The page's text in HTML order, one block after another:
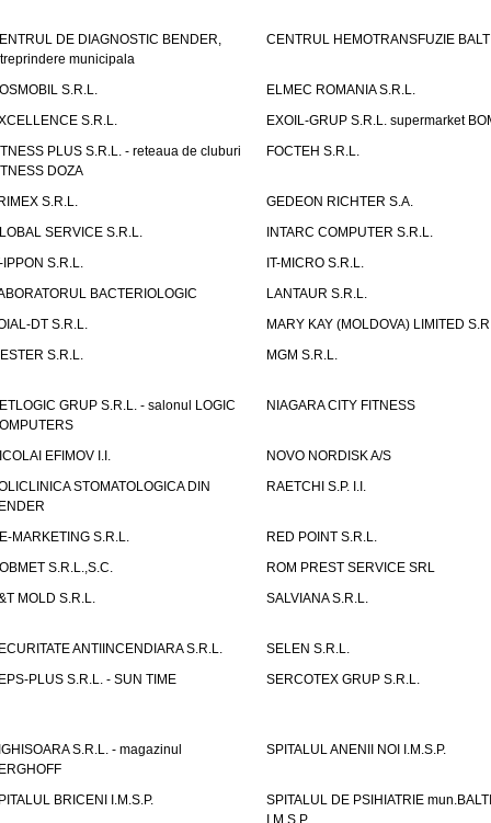
DE DIAGNOSTIC BENDER,
municipala
CENTRUL HEMOTRANSFUZIE
S.R.L.
ELMEC ROMANIA S.R.L.
S.R.L.
EXOIL-GRUP S.R.L. supermarket
PLUS S.R.L. - reteaua de cluburi
DOZA
FOCTEH S.R.L.
S.R.L.
GEDEON RICHTER S.A.
SERVICE S.R.L.
INTARC COMPUTER S.R.L.
IPPON S.R.L.
IT-MICRO S.R.L.
BACTERIOLOGIC
LANTAUR S.R.L.
DT S.R.L.
MARY KAY (MOLDOVA) LIMITED
S.R.L.
MGM S.R.L.
GRUP S.R.L. - salonul LOGIC
NIAGARA CITY FITNESS
EFIMOV I.I.
NOVO NORDISK A/S
STOMATOLOGICA DIN
RAETCHI S.P. I.I.
MARKETING S.R.L.
RED POINT S.R.L.
S.R.L.,S.C.
ROM PREST SERVICE SRL
MOLD S.R.L.
SALVIANA S.R.L.
ANTIINCENDIARA S.R.L.
SELEN S.R.L.
PLUS S.R.L. - SUN TIME
SERCOTEX GRUP S.R.L.
S.R.L. - magazinul
SPITALUL ANENII NOI I.M.S.P.
BRICENI I.M.S.P.
SPITALUL DE PSIHIATRIE mun.BALTI
I.M.S.P.